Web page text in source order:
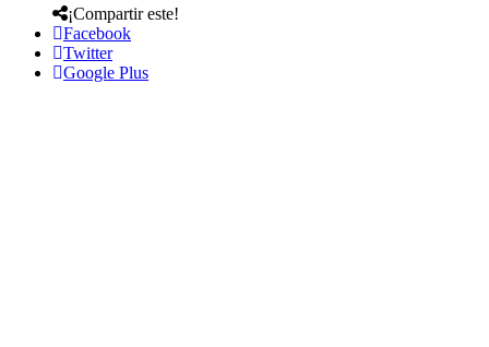
¡Compartir este!
Facebook
Twitter
Google Plus